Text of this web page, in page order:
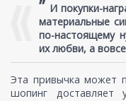
” И покупки-
материальные
по-настоящему
их любви, а
Эта привычка может
шопинг доставляет